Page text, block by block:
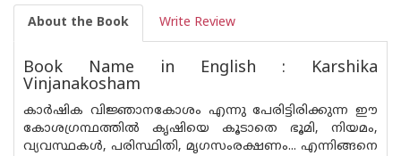
About the Book Write Review
Book Name in English : Karshika
Vinjanakosham
കാർഷിക വിജ്ഞാനകോശം എന്നു പേരിട്ടിരിക്കുന്ന ഈ
കോശഗ്രന്ഥത്തിൽ കൃഷിയെ കൂടാതെ ഭൂമി, നിയമം,
വ്യവസ്ഥകൾ, പരിസ്ഥിതി, മൃഗസംരക്ഷണം... എന്നിങ്ങനെ